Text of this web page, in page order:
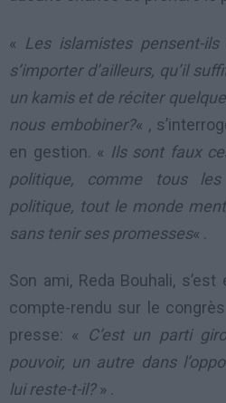
« Les islamistes pensent-
s’importer d’ailleurs, qu’il
un kamis et de réciter
nous embobiner?« ,
en gestion. « Ils sont faux
politique, comme tous
politique, tout le monde
sans tenir ses promesses« .
Son ami, Reda Bouhali,
compte-rendu sur le
presse: «
C’est un parti
pouvoir, un autre dans
lui reste-t-il?» .